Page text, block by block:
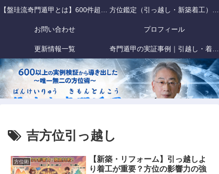
お問い合わせ プロフィール
更新情報一覧
吉方位引っ越し
方位術
【新築・リフォーム】引っ越しよ
り着工が重要？方位の影響力の強